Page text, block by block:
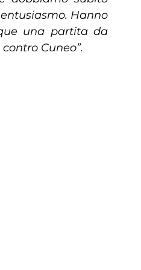
Hanno
una partita da
Cuneo”.